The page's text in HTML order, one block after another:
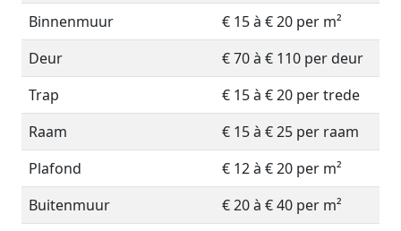
Binnenmuur
€ 15 à € 20 per m²
Deur
€ 70 à € 110 per deur
Trap
€ 15 à € 20 per trede
Raam
€ 15 à € 25 per raam
Plafond
€ 12 à € 20 per m²
Buitenmuur
€ 20 à € 40 per m²